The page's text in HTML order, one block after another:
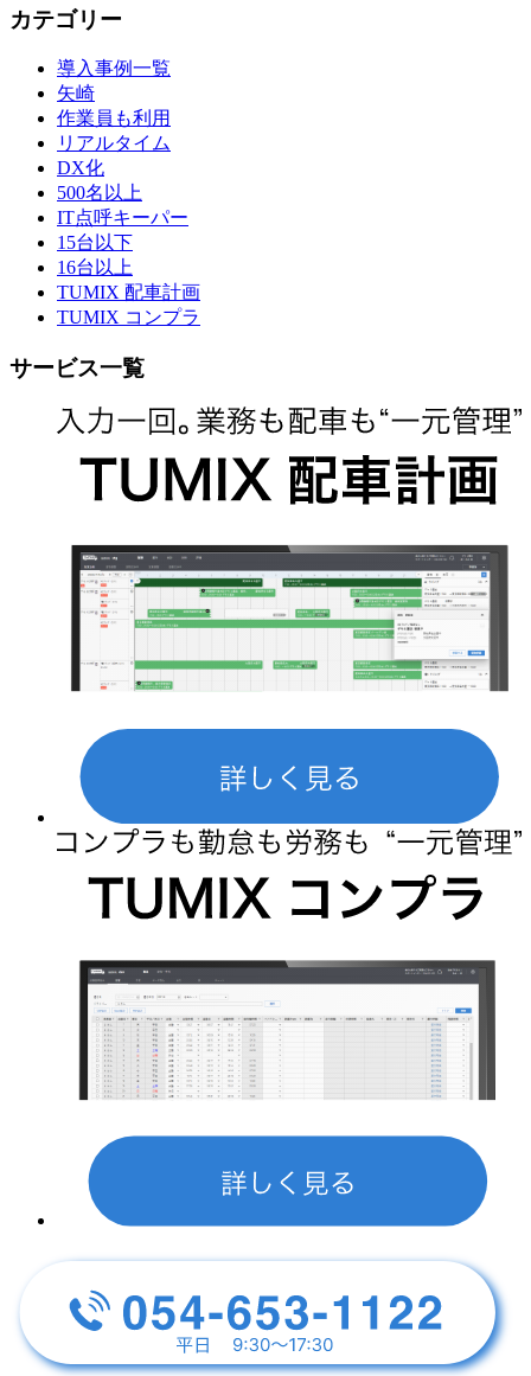
カテゴリー
導入事例一覧
矢崎
作業員も利用
リアルタイム
DX化
500名以上
IT点呼キーパー
15台以下
16台以上
TUMIX 配車計画
TUMIX コンプラ
サービス一覧